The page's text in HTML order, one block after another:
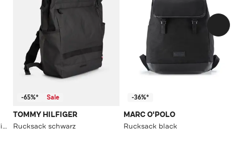
Rucksack 'Stockwell 2.0 Eddie' schwarz
-65%* Sale
TOMMY HILFIGER
Rucksack schwarz
-36%*
MARC O'POLO
Rucksack black